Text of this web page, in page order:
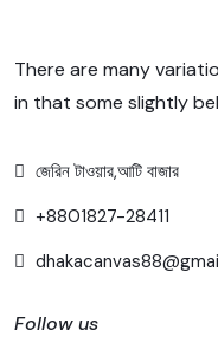
There are many
in that some slightly
জেরিন টাওয়ার,আটি বাজার
+8801827-28411
Follow us